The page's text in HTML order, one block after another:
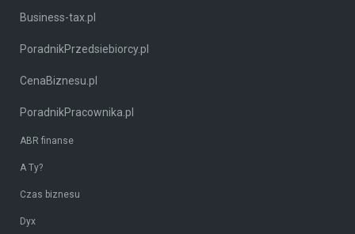
Business-tax.pl
PoradnikPrzedsiebiorcy.pl
CenaBiznesu.pl
PoradnikPracownika.pl
ABR finanse
A Ty?
Czas biznesu
Dyx